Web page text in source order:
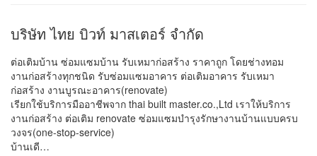
บริษัท ไทย บิวท์ มาสเตอร์ จำกัด
ต่อเติมบ้าน ซ่อมแซมบ้าน รับเหมาก่อสร้าง ราคาถูก โดยช่างทอม
งานก่อสร้างทุกชนิด รับซ่อมแซมอาคาร ต่อเติมอาคาร รับเหมา
ก่อสร้าง งานบูรณะอาคาร(renovate)
เรียกใช้บริการมืออาชีพจาก thai built master.co.,Ltd เราให้บริการ
งานก่อสร้าง ต่อเติม renovate ซ่อมแซมบำรุงรักษางานบ้านแบบครบ
วงจร(one-stop-service)
บ้านเดี…